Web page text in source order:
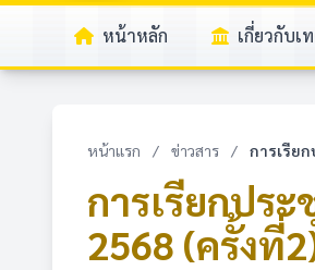
หน้าหลัก เกี่ยวกับเ
หน้าแรก / ข่าวสาร / การเรีย
การเรียกปร
2568 (ครั้งที่